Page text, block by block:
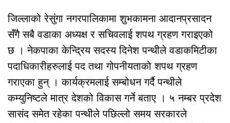
जिल्लाको रेसुंगा नगरपालिकामा शुभकामना आदानप्रसादन
सँगै सबै वडाका अध्यक्ष र सचिवलाई शपथ ग्रहण गराइएको
छ । नेकपाका केन्द्रिय सदस्य दिनेश पन्थीले वडाकमिटीका
पदाधिकारीहरुलाई पद तथा गोपनीयताको शपथ ग्रहण
गराएका हुन् । कार्यक्रमलाई सम्बोधन गर्दै पन्थीले
कम्युनिष्टले मात्र देशको विकास गर्ने बताए । ५ नम्बर प्रदेश
सासंद समेत रहेका पन्थीले पछिल्लो समय सरकारले